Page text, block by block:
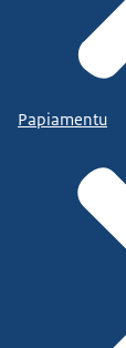
Papiamentu